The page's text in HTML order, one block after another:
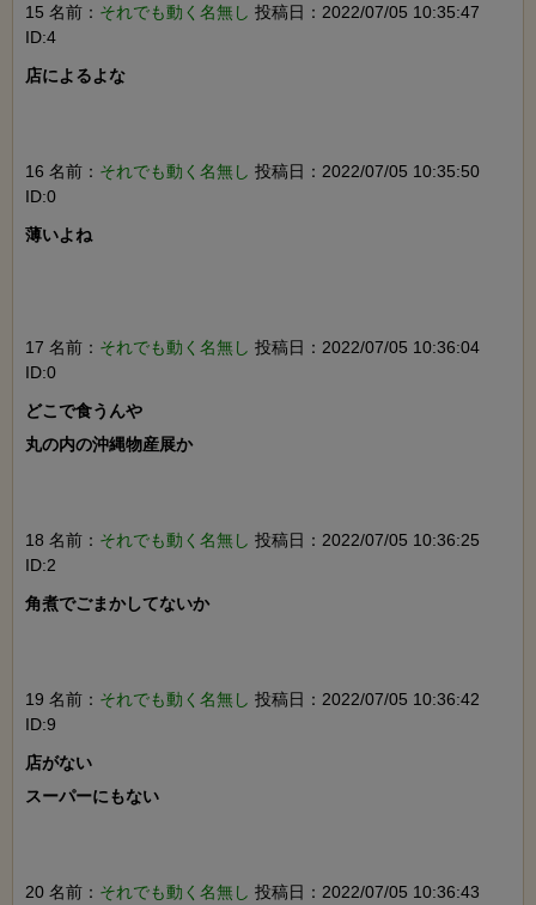
15 名前： それでも動く名無し 投稿日：2022/07/05 10:35:47
ID:4
店によるよな
16 名前： それでも動く名無し 投稿日：2022/07/05 10:35:50
ID:0
薄いよね
17 名前： それでも動く名無し 投稿日：2022/07/05 10:36:04
ID:0
どこで食うんや
丸の内の沖縄物産展か
18 名前： それでも動く名無し 投稿日：2022/07/05 10:36:25
ID:2
角煮でごまかしてないか
19 名前： それでも動く名無し 投稿日：2022/07/05 10:36:42
ID:9
店がない
スーパーにもない
20 名前： それでも動く名無し 投稿日：2022/07/05 10:36:43